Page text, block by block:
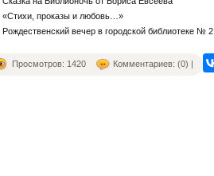
«Стихи, проказы и любовь…»
Рождественский вечер в городской библиотеке № 2
Просмотров: 1420 Комментариев: (0) |